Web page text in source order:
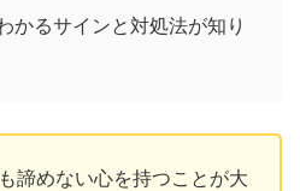
かるサインと対処法が知り
諦めない心を持つことが大